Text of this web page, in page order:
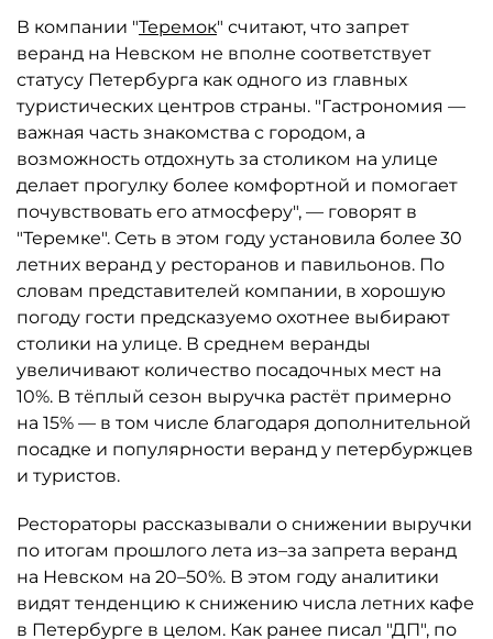
В компании "Теремок" считают, что запрет
веранд на Невском не вполне соответствует
статусу Петербурга как одного из главных
туристических центров страны. "Гастрономия —
важная часть знакомства с городом, а
возможность отдохнуть за столиком на улице
делает прогулку более комфортной и помогает
почувствовать его атмосферу", — говорят в
"Теремке". Сеть в этом году установила более 30
летних веранд у ресторанов и павильонов. По
словам представителей компании, в хорошую
погоду гости предсказуемо охотнее выбирают
столики на улице. В среднем веранды
увеличивают количество посадочных мест на
10%. В тёплый сезон выручка растёт примерно
на 15% — в том числе благодаря дополнительной
посадке и популярности веранд у петербуржцев
и туристов.
Рестораторы рассказывали о снижении выручки
по итогам прошлого лета из–за запрета веранд
на Невском на 20–50%. В этом году аналитики
видят тенденцию к снижению числа летних кафе
в Петербурге в целом. Как ранее писал "ДП", по